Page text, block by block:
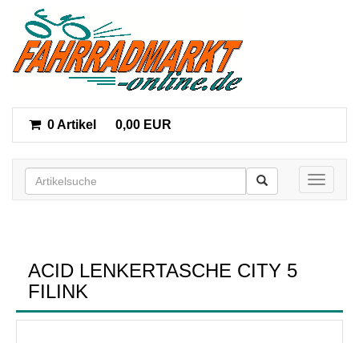
0 Artikel 0,00 EUR
Toggle
ACID LENKERTASCHE CITY 5
FILINK